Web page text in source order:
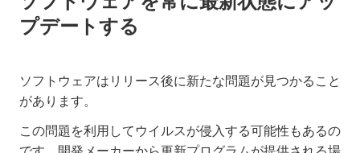
プデートする
ソフトウェアはリリース後に新たな問題が見つかること
があります。
この問題を利用してウイルスが侵入する可能性もあるの